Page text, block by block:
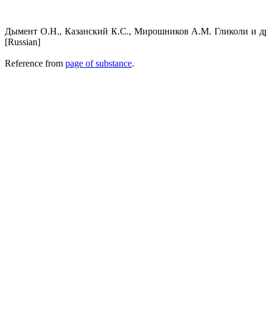
Дымент О.Н., Казанский К.С., Мирошников А.М. Гликоли и
[Russian]
Reference from page of substance.